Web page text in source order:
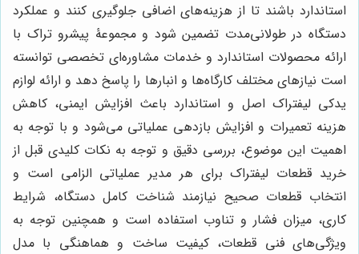
استاندارد باشند تا از هزینه‌های اضافی جلوگیری کنند و عملکرد
دستگاه در طولانی‌مدت تضمین شود و مجموعۀ پیشرو تراک با
ارائه محصولات استاندارد و خدمات مشاوره‌ای تخصصی توانسته
است نیازهای مختلف کارگاه‌ها و انبارها را پاسخ دهد و ارائه لوازم
یدکی لیفتراک اصل و استاندارد باعث افزایش ایمنی، کاهش
هزینه تعمیرات و افزایش بازدهی عملیاتی می‌شود و با توجه به
اهمیت این موضوع، بررسی دقیق و توجه به نکات کلیدی قبل از
خرید قطعات لیفتراک برای هر مدیر عملیاتی الزامی است و
انتخاب قطعات صحیح نیازمند شناخت کامل دستگاه، شرایط
کاری، میزان فشار و تناوب استفاده است و همچنین توجه به
ویژگی‌های فنی قطعات، کیفیت ساخت و هماهنگی با مدل